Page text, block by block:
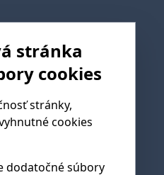
stránka
cookies
stránky,
cookies
dodatočné súbory